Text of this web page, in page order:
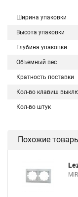
Ширина упаковки
Высота упаковки
Глубина упаковки
Объемный вес
Кратность поставки
Кол-во клавиш
Кол-во штук
Похожие